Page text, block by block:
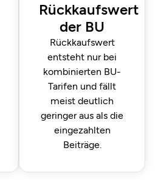
Rückkaufswert
der BU
Rückkaufswert
entsteht nur bei
kombinierten BU-
Tarifen und fällt
meist deutlich
geringer aus als die
eingezahlten
Beiträge.